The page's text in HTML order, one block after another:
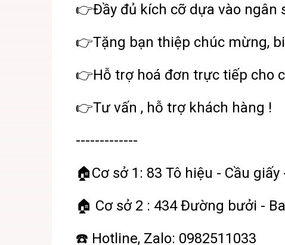
👉Đầy đủ kích cỡ dựa vào ngân
👉Tặng bạn thiệp chúc mừng,
👉Hỗ trợ hoá đơn trực tiếp cho
👉Tư vấn , hỗ trợ khách hàng !
-------------
🏠Cơ sở 1: 83 Tô hiệu - Cầu giấy
🏠 Cơ sở 2 : 434 Đường bưởi -
☎️ Hotline, Zalo: 0982511033